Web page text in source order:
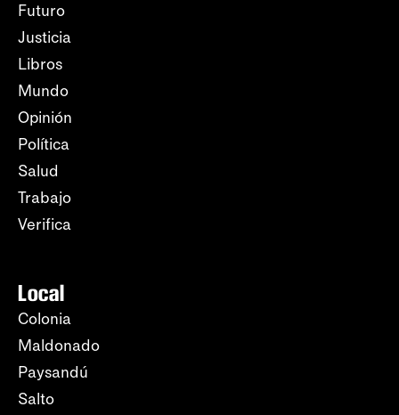
Futuro
Justicia
Libros
Mundo
Opinión
Política
Salud
Trabajo
Verifica
Local
Colonia
Maldonado
Paysandú
Salto